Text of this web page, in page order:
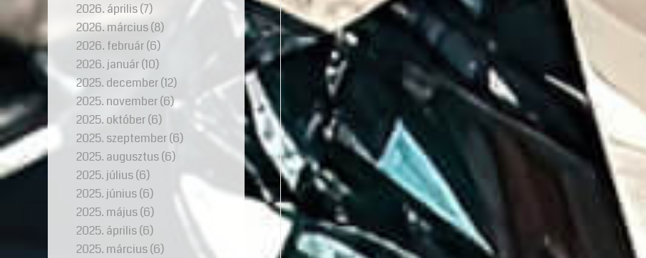
2026. április(7)
2026. március(8)
2026. február(6)
2026. január(10)
2025. december(12)
2025. november(6)
2025. október(6)
2025. szeptember(6)
2025. augusztus(6)
2025. július(6)
2025. június(6)
2025. május(6)
2025. április(6)
2025. március(6)